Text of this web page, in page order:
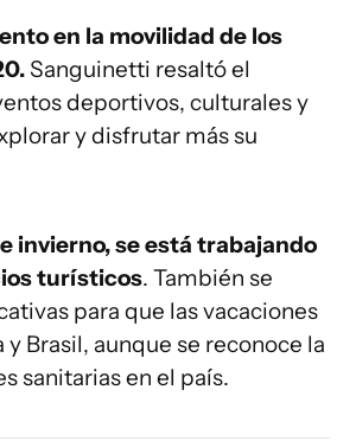
en la movilidad de los
Sanguinetti resaltó el
deportivos, culturales y
y disfrutar más su
invierno, se está trabajando
turísticos. También se
para que las vacaciones
Brasil, aunque se reconoce la
sanitarias en el país.